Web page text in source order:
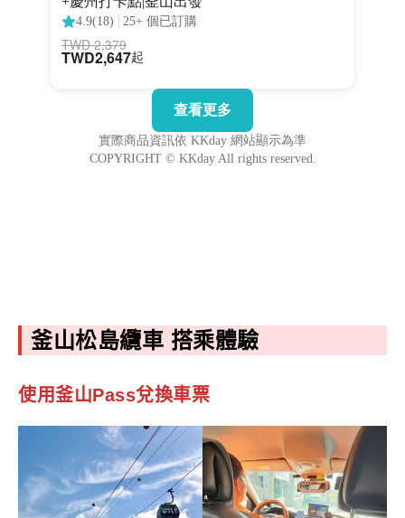
釜山松島纜車 搭乘體驗
使用釜山Pass兌換車票